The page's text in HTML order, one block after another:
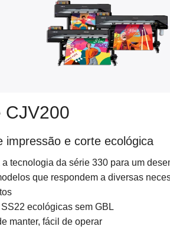
CJV200
impressão e corte ecológica
a tecnologia da série 330 para um
que respondem a diversas
ecológicas sem GBL
manter, fácil de operar